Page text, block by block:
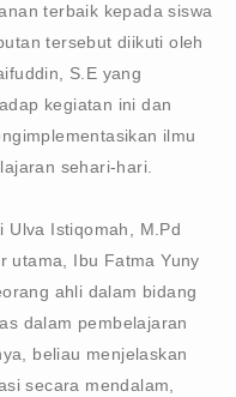
terbaik kepada siswa
tersebut diikuti oleh
S.E yang
kegiatan ini dan
ilmu
sehari-hari.
Ulva Istiqomah, M.Pd
utama, Ibu Fatma Yuny
ahli dalam bidang
dalam pembelajaran
beliau menjelaskan
secara mendalam,